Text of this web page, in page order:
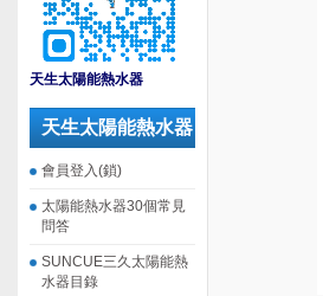
天生太陽能熱水器
天生太陽能熱水器
會員登入(鎖)
太陽能熱水器30個常見
問答
SUNCUE三久太陽能熱
水器目錄